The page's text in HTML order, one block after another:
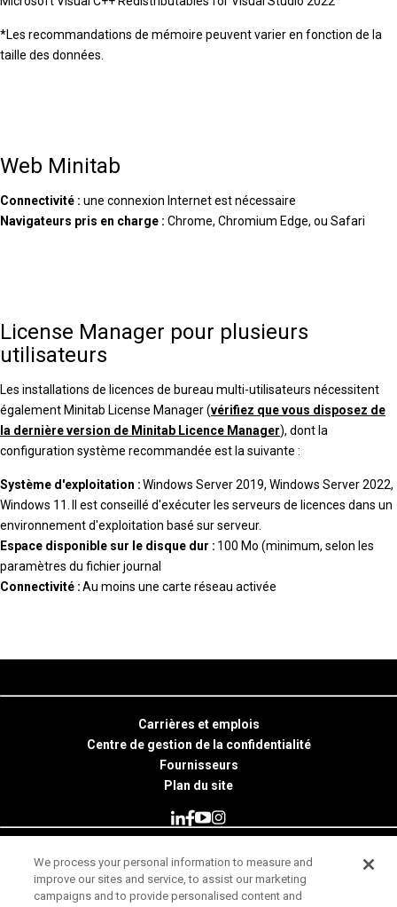
*Les recommandations de mémoire peuvent varier en fonction de la
taille des données.
Web Minitab
Connectivité : une connexion Internet est nécessaire
Navigateurs pris en charge : Chrome, Chromium Edge, ou Safari
License Manager pour plusieurs
utilisateurs
Les installations de licences de bureau multi-utilisateurs nécessitent
également Minitab License Manager (vérifiez que vous disposez de
la dernière version de Minitab Licence Manager), dont la
configuration système recommandée est la suivante :
Système d'exploitation :Windows Server 2019, Windows Server 2022,
Windows 11. Il est conseillé d'exécuter les serveurs de licences dans un
environnement d'exploitation basé sur serveur.
Espace disponible sur le disque dur : 100 Mo (minimum, selon les
paramètres du fichier journal
Connectivité :Au moins une carte réseau activée
Carrières et emplois
Centre de gestion de la confidentialité
Fournisseurs
Plan du site
© 2026 Minitab, LLC. All Rights Reserved.
We process your personal information to measure and
improve our sites and service, to assist our marketing
campaigns and to provide personalised content and